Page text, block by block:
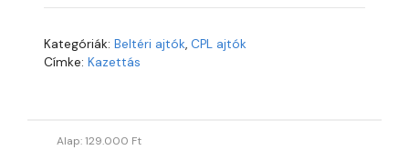
Kategóriák: Beltéri ajtók, CPL ajtók
Címke: Kazettás
Alap:129.000 Ft